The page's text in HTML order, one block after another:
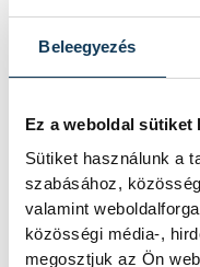
Beleegyezés
Ez a weboldal sütiket
Sütiket használunk a
szabásához,
valamint
közösségi média-,
megosztjuk az Ön
Barbara
tudományos
hangsúlyozta.
közélet
Hegedűs Barbara